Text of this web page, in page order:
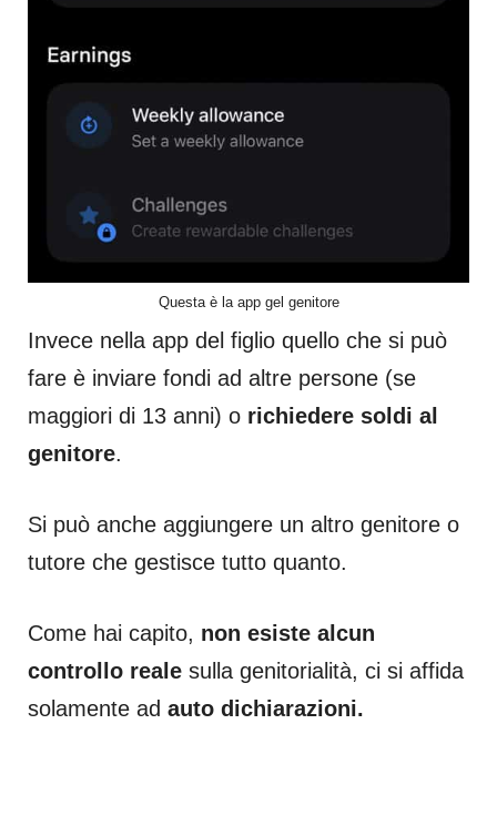
Questa è la app gel genitore
Invece nella app del figlio quello che si può
fare è inviare fondi ad altre persone (se
maggiori di 13 anni) o richiedere soldi al
genitore.
Si può anche aggiungere un altro genitore o
tutore che gestisce tutto quanto.
Come hai capito, non esiste alcun
controllo reale sulla genitorialità, ci si affida
solamente ad auto dichiarazioni.